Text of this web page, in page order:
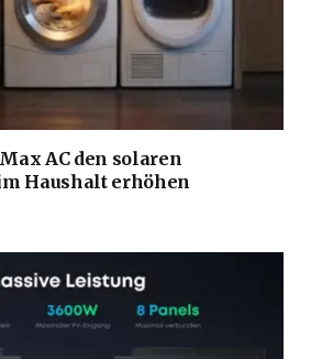
AC den solaren
Haushalt erhöhen